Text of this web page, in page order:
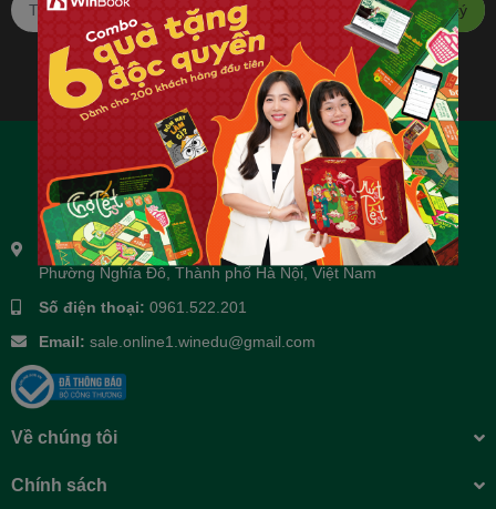
Đăng ký
Địa chỉ:Tầng 3 và tầng 4, số 14 ngõ 106 Hoàng Quốc Việt,
Phường Nghĩa Đô, Thành phố Hà Nội, Việt Nam
Số điện thoại: 0961.522.201
Email: sale.online1.winedu@gmail.com
Về chúng tôi
Chính sách